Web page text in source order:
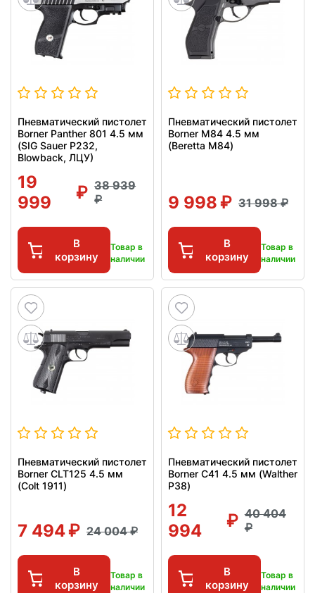
Пневматический пистолет
Borner Panther 801 4.5 мм
(SIG Sauer P232,
Blowback, ЛЦУ)
19
999
38 939
В
корзину
Товар в
наличии
Пневматический пистолет
Borner M84 4.5 мм
(Beretta M84)
9 998 31 998
В
корзину
Товар в
наличии
Пневматический пистолет
Borner CLT125 4.5 мм
(Colt 1911)
7 494 24 004
В
корзину
Товар в
наличии
Пневматический пистолет
Borner C41 4.5 мм (Walther
P38)
12
994
40 404
В
корзину
Товар в
наличии